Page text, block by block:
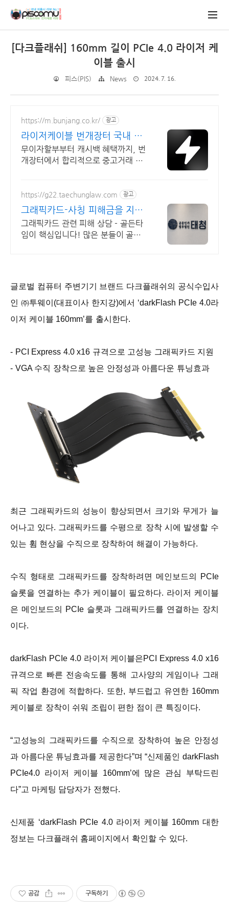
[다크플래쉬] 160mm 길이 PCIe 4.0 라이저 케
이블 출시
피스(PIS) News 2024. 7. 16.
https://m.bunjang.co.kr/ 광고
라이저케이블 번개장터 국내 최
대 브랜드 중고거래
무이자할부부터 캐시백 혜택까지, 번
개장터에서 합리적으로 중고거래 하
상품 업로드
https://g22.taechunglaw.com 광고
그래픽카드-사칭 피해금을 지킬
마지막 기회
그래픽카드 관련 피해 상담 - 골든타
임이 핵심입니다! 많은 분들이 골든
글로벌 컴퓨터 주변기기 브랜드 다크플래쉬의 공식수입사
인 ㈜투웨이(대표이사 한지강)에서 ‘darkFlash PCIe 4.0라
이저 케이블 160mm’를 출시한다.
- PCI Express 4.0 x16 규격으로 고성능 그래픽카드 지원
- VGA 수직 장착으로 높은 안정성과 아름다운 튜닝효과
최근 그래픽카드의 성능이 향상되면서 크기와 무게가 늘
어나고 있다. 그래픽카드를 수평으로 장착 시에 발생할 수
있는 휨 현상을 수직으로 장착하여 해결이 가능하다.
수직 형태로 그래픽카드를 장착하려면 메인보드의 PCIe
슬롯을 연결하는 추가 케이블이 필요하다. 라이저 케이블
은 메인보드의 PCIe 슬롯과 그래픽카드를 연결하는 장치
이다.
darkFlash PCIe 4.0 라이저 케이블은PCI Express 4.0 x16
규격으로 빠른 전송속도를 통해 고사양의 게임이나 그래
픽 작업 환경에 적합하다. 또한, 부드럽고 유연한 160mm
케이블로 장착이 쉬워 조립이 편한 점이 큰 특징이다.
“고성능의 그래픽카드를 수직으로 장착하여 높은 안정성
과 아름다운 튜닝효과를 제공한다”며 “신제품인 darkFlash
PCIe4.0 라이저 케이블 160mm’에 많은 관심 부탁드린
다”고 마케팅 담당자가 전했다.
신제품 ‘darkFlash PCIe 4.0 라이저 케이블 160mm 대한
정보는 다크플래쉬 홈페이지에서 확인할 수 있다.
공감 구독하기